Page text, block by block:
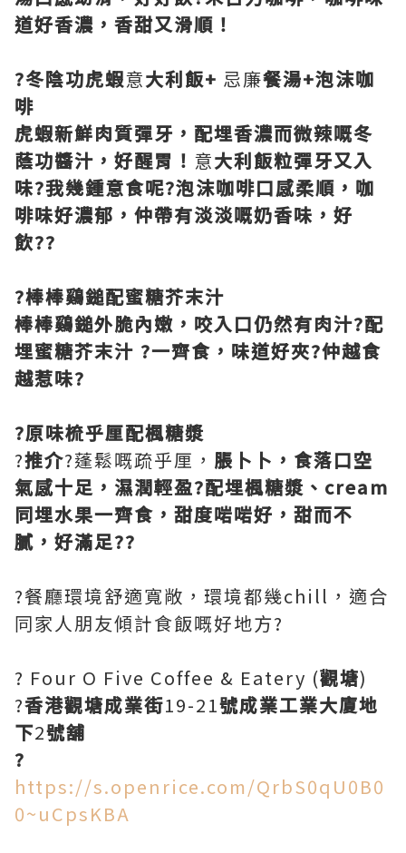
道好香濃，香甜又滑順！
?冬陰功虎蝦意大利飯+ 忌廉餐湯+泡沫咖
啡
虎蝦新鮮肉質彈牙，配埋香濃而微辣嘅冬
蔭功醬汁，好醒胃！ 意大利飯粒彈牙又入
味?我幾鍾意食呢?泡沫咖啡口感柔順，咖
啡味好濃郁，仲帶有淡淡嘅奶香味，好
飲??
?棒棒鷄鎚配蜜糖芥末汁
棒棒鷄鎚外脆內嫩，咬入口仍然有肉汁?配
埋蜜糖芥末汁 ?一齊食，味道好夾?仲越食
越惹味?
?原味梳乎厘配楓糖漿
?推介?蓬鬆嘅疏乎厘， 脹卜卜，食落口空
氣感十足，濕潤輕盈?配埋楓糖漿、cream
同埋水果一齊食，甜度啱啱好，甜而不
膩，好滿足??
?餐廳環境舒適寬敞，環境都幾chill，適合
同家人朋友傾計食飯嘅好地方?
? Four O Five Coffee & Eatery (觀塘)
?香港觀塘成業街19-21號成業工業大廈地
下2號舖
?
https://s.openrice.com/QrbS0qU0B0
0~uCpsKBA